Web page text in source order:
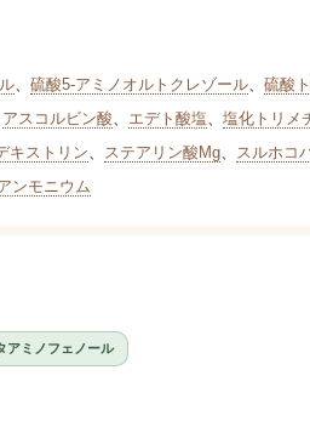
、 硫酸5-アミノオルトクレゾール、 硫酸
アスコルビン酸、 エデト酸塩、 塩化トリメ
キストリン、 ステアリン酸Mg、 スルホコ
ンモニウム
アミノフェノール